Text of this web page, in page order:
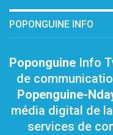
POPONGUINE INFO
Poponguine Info
de
Popenguine-
média digital de
services de